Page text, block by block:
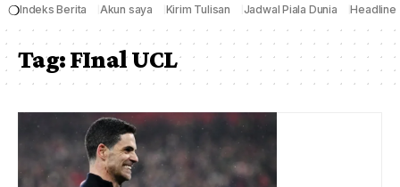
❍Indeks Berita Akun saya Kirim Tulisan Jadwal Piala Dunia Headline
Tag:FInal UCL